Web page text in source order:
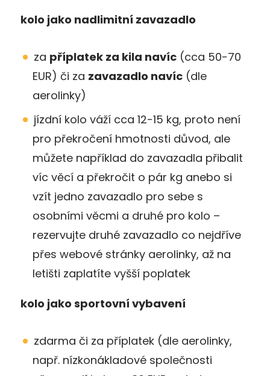
kolo jako nadlimitní zavazadlo
za příplatek za kila navíc (cca 50-70
EUR) či za zavazadlo navíc (dle
aerolinky)
jízdní kolo váží cca 12-15 kg, proto není
pro překročení hmotnosti důvod, ale
můžete například do zavazadla přibalit
víc věcí a překročit o pár kg anebo si
vzít jedno zavazadlo pro sebe s
osobními věcmi a druhé pro kolo –
rezervujte druhé zavazadlo co nejdříve
přes webové stránky aerolinky, až na
letišti zaplatíte vyšší poplatek
kolo jako sportovní vybavení
zdarma či za příplatek (dle aerolinky,
např. nízkonákladové společnosti